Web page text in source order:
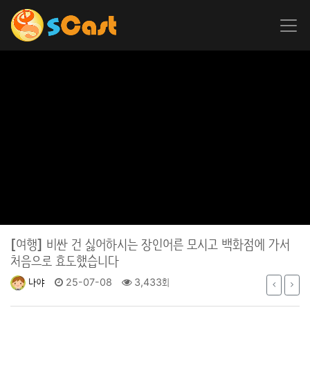
[여행] 비싼 건 싫어하시는 장인어른 모시고 백화점에 가서
처음으로 효도했습니다
나야 25-07-08 3,433회